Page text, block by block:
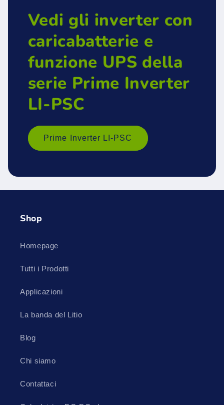
Vedi gli inverter con
caricabatterie e
funzione UPS della
serie Prime Inverter
LI-PSC
Prime Inverter LI-PSC
Shop
Homepage
Tutti i Prodotti
Applicazioni
La banda del Litio
Blog
Chi siamo
Contattaci